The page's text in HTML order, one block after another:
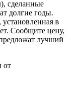
сделанные
долгие годы.
в
Сообщите цену,
лучший
от